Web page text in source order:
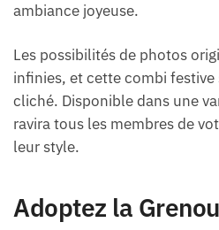
ambiance joyeuse.
Les possibilités de photos
infinies, et cette combi
cliché. Disponible dans une
ravira tous les membres de
leur style.
Adoptez la